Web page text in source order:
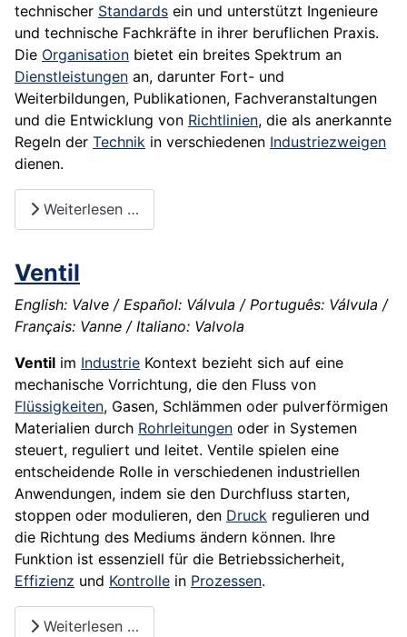
technischer Standards ein und unterstützt Ingenieure
und technische Fachkräfte in ihrer beruflichen Praxis.
Die Organisation bietet ein breites Spektrum an
Dienstleistungen an, darunter Fort- und
Weiterbildungen, Publikationen, Fachveranstaltungen
und die Entwicklung von Richtlinien, die als anerkannte
Regeln der Technik in verschiedenen Industriezweigen
dienen.
Weiterlesen …
Ventil
English: Valve / Español: Válvula / Português: Válvula /
Français: Vanne / Italiano: Valvola
Ventil im Industrie Kontext bezieht sich auf eine
mechanische Vorrichtung, die den Fluss von
Flüssigkeiten, Gasen, Schlämmen oder pulverförmigen
Materialien durch Rohrleitungen oder in Systemen
steuert, reguliert und leitet. Ventile spielen eine
entscheidende Rolle in verschiedenen industriellen
Anwendungen, indem sie den Durchfluss starten,
stoppen oder modulieren, den Druck regulieren und
die Richtung des Mediums ändern können. Ihre
Funktion ist essenziell für die Betriebssicherheit,
Effizienz und Kontrolle in Prozessen.
Weiterlesen …